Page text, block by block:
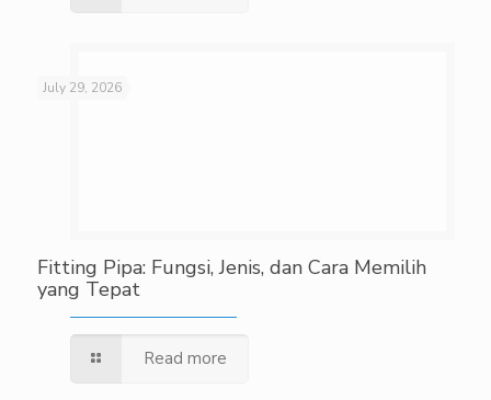
July 29, 2026
Fitting Pipa: Fungsi, Jenis, dan Cara Memilih
yang Tepat
Read more